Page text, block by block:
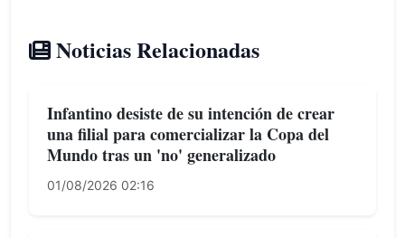
Noticias Relacionadas
Infantino desiste de su intención de crear
una filial para comercializar la Copa del
Mundo tras un 'no' generalizado
01/08/2026 02:16